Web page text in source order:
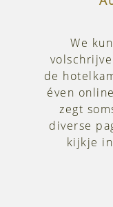
We
de
éven
zegt
diverse
kijkje